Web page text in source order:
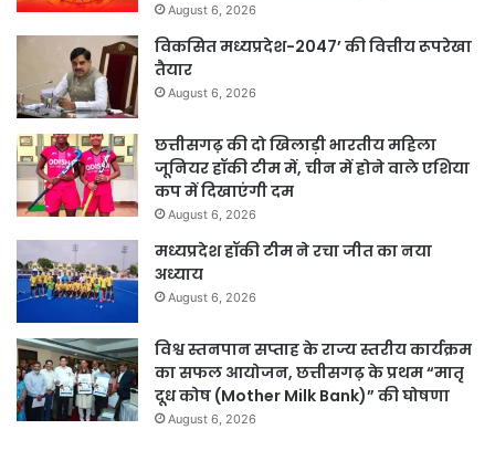
August 6, 2026
विकसित मध्यप्रदेश-2047’ की वित्तीय रूपरेखा
तैयार
August 6, 2026
छत्तीसगढ़ की दो खिलाड़ी भारतीय महिला
जूनियर हॉकी टीम में, चीन में होने वाले एशिया
कप में दिखाएंगी दम
August 6, 2026
मध्यप्रदेश हॉकी टीम ने रचा जीत का नया
अध्याय
August 6, 2026
विश्व स्तनपान सप्ताह के राज्य स्तरीय कार्यक्रम
का सफल आयोजन, छत्तीसगढ़ के प्रथम “मातृ
दूध कोष (Mother Milk Bank)” की घोषणा
August 6, 2026